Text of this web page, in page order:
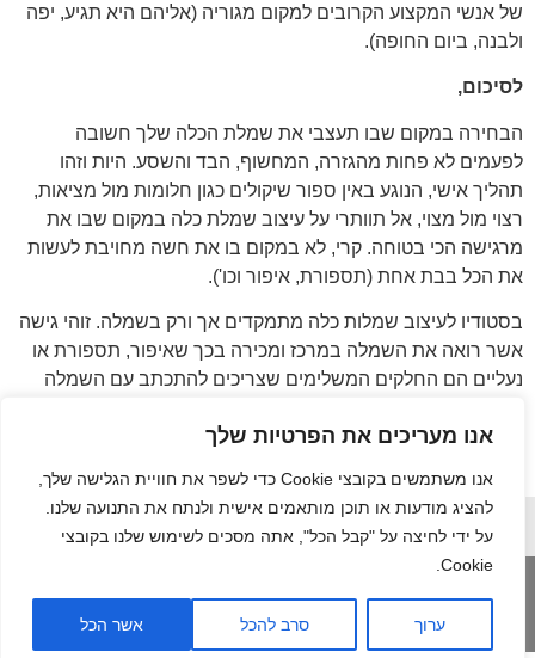
אנו מעריכים את הפרטיות שלך
אנו משתמשים בקובצי Cookie כדי לשפר את חוויית הגלישה שלך,
להציג מודעות או תוכן מותאמים אישית ולנתח את התנועה שלנו.
על ידי לחיצה על "קבל הכל", אתה מסכים לשימוש שלנו בקובצי
Cookie.
ערוך סרב להכל אשר הכל
של אנשי המקצוע הקרובים למקום מגוריה (אליהם היא תגיע, יפה
ולבנה, ביום החופה).
לסיכום,
הבחירה במקום שבו תעצבי את שמלת הכלה שלך חשובה
לפעמים לא פחות מהגזרה, המחשוף, הבד והשסע. היות וזהו
תהליך אישי, הנוגע באין ספור שיקולים כגון חלומות מול מציאות,
רצוי מול מצוי, אל תוותרי על עיצוב שמלת כלה במקום שבו את
מרגישה הכי בטוחה. קרי, לא במקום בו את חשה מחויבת לעשות
את הכל בבת אחת (תספורת, איפור וכו').
בסטודיו לעיצוב שמלות כלה מתמקדים אך ורק בשמלה. זוהי גישה
אשר רואה את השמלה במרכז ומכירה בכך שאיפור, תספורת או
נעליים הם החלקים המשלימים שצריכים להתכתב עם השמלה
בסטודיו שלי תוכלי להתרשם ממגוון קולקציות מהשנים האחרונות
ומדיניות
פרטיות
נטלי קדוש
בורמן